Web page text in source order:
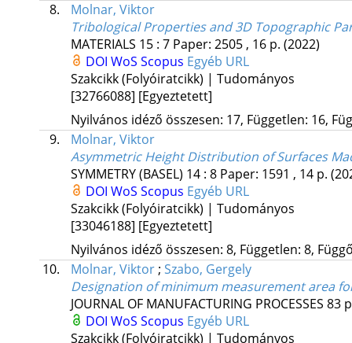
8.
Molnar, Viktor
Tribological Properties and 3D Topographic
MATERIALS 15: 7 Paper: 2505 , 16 p. (2022)
DOI WoS Scopus Egyéb URL
Szakcikk (Folyóiratcikk) | Tudományos
[32766088] [Egyeztetett]
Nyilvános idéző összesen: 17, Független: 16,
9.
Molnar, Viktor
Asymmetric Height Distribution of Surfaces
SYMMETRY (BASEL) 14: 8 Paper: 1591 , 14 p.
DOI WoS Scopus Egyéb URL
Szakcikk (Folyóiratcikk) | Tudományos
[33046188] [Egyeztetett]
Nyilvános idéző összesen: 8, Független: 8,
10.
Molnar, Viktor; Szabo, Gergely
Designation of minimum measurement area
JOURNAL OF MANUFACTURING PROCESSES 83
DOI WoS Scopus Egyéb URL
Szakcikk (Folyóiratcikk) | Tudományos